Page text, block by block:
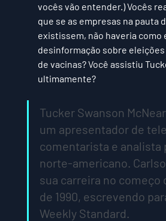
vocês vão entender.) Vocês
que se as empresas na pauta
existissem, não haveria como
desinformação sobre
de vacinas? Você assistiu
ultimamente?
Tucker Swanson
um apresentador de
comentarista e analista
norte-americano.
sua carreira no começo
de 1990, escrevendo
Weekly Standard.